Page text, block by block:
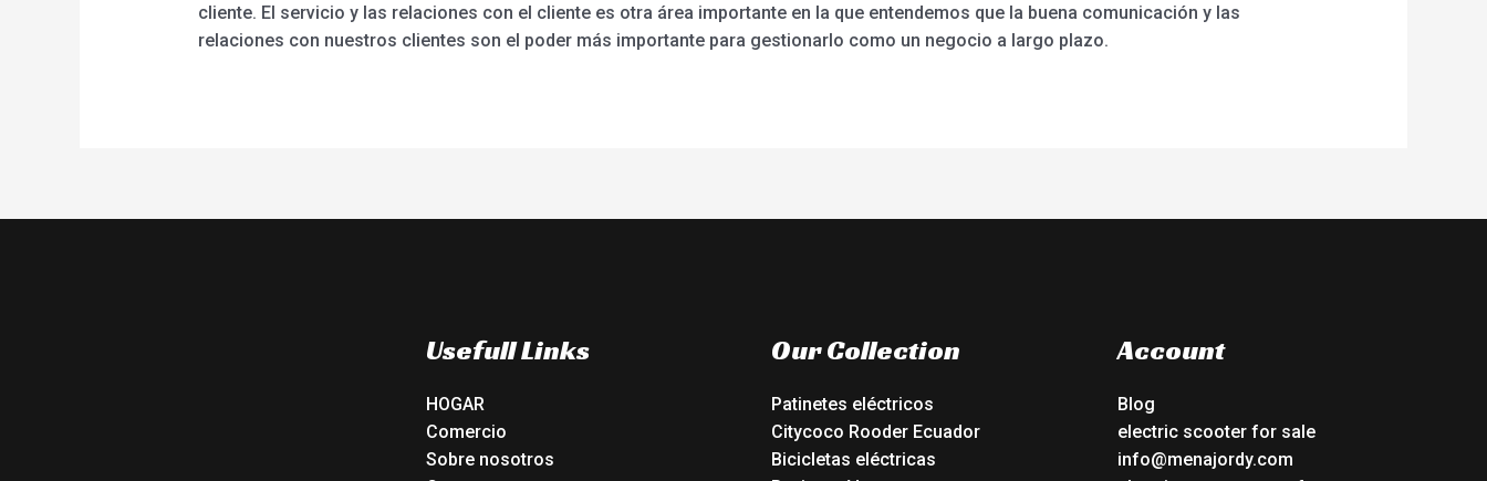
cliente. El servicio y las relaciones con el cliente es otra área importante en la que entendemos que la buena comunicación y las
relaciones con nuestros clientes son el poder más importante para gestionarlo como un negocio a largo plazo.
Usefull Links
HOGAR
Comercio
Sobre nosotros
Our Collection
Patinetes eléctricos
Citycoco Rooder Ecuador
Bicicletas eléctricas
Account
Blog
electric scooter for sale
info@menajordy.com